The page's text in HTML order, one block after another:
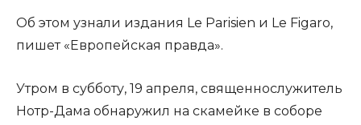
Об этом узнали издания Le Parisien и Le Figaro,
пишет «Европейская правда».
Утром в субботу, 19 апреля, священнослужитель
Нотр-Дама обнаружил на скамейке в соборе